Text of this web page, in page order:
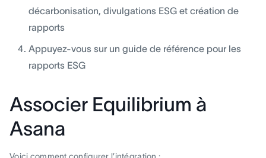
décarbonisation, divulgations ESG et création de
rapports
Appuyez-vous sur un guide de référence pour les
rapports ESG
Associer Equilibrium à
Asana